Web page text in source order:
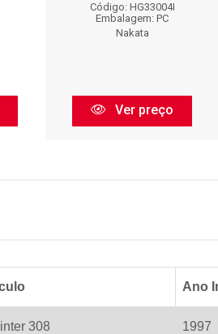
Código: HG33004I
Embalagem: PC
Nakata
Ver preço
Ano
308 1997